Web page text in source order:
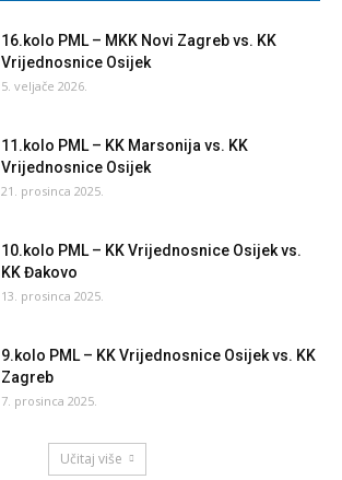
16.kolo PML – MKK Novi Zagreb vs. KK
Vrijednosnice Osijek
5. veljače 2026.
11.kolo PML – KK Marsonija vs. KK
Vrijednosnice Osijek
21. prosinca 2025.
10.kolo PML – KK Vrijednosnice Osijek vs.
KK Đakovo
13. prosinca 2025.
9.kolo PML – KK Vrijednosnice Osijek vs. KK
Zagreb
7. prosinca 2025.
Učitaj više